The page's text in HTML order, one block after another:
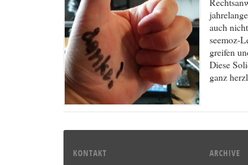
auch
seemoz-
greifen
Diese
ganz
KONTAKT ARCHIVE